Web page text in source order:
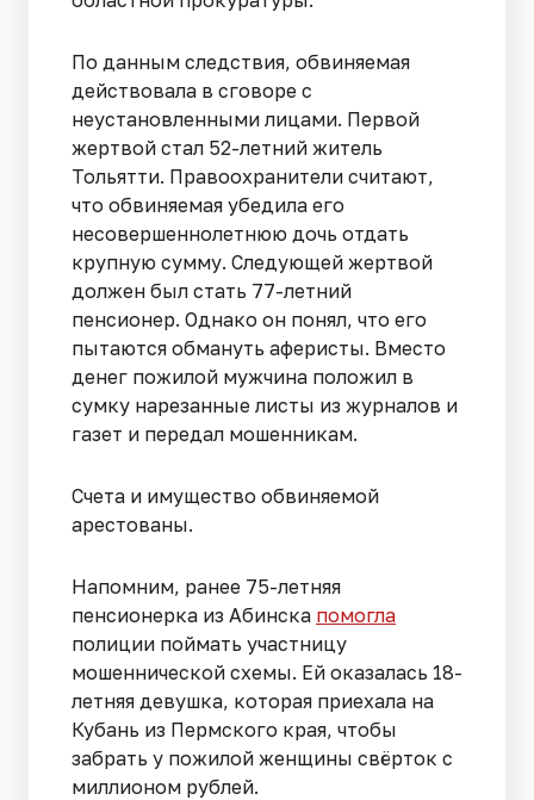
По данным следствия, обвиняемая
действовала в сговоре с
неустановленными лицами. Первой
жертвой стал 52-летний житель
Тольятти. Правоохранители считают,
что обвиняемая убедила его
несовершеннолетнюю дочь отдать
крупную сумму. Следующей жертвой
должен был стать 77-летний
пенсионер. Однако он понял, что его
пытаются обмануть аферисты. Вместо
денег пожилой мужчина положил в
сумку нарезанные листы из журналов и
газет и передал мошенникам.
Счета и имущество обвиняемой
арестованы.
Напомним, ранее 75-летняя
пенсионерка из Абинска помогла
полиции поймать участницу
мошеннической схемы. Ей оказалась 18-
летняя девушка, которая приехала на
Кубань из Пермского края, чтобы
забрать у пожилой женщины свёрток с
миллионом рублей.